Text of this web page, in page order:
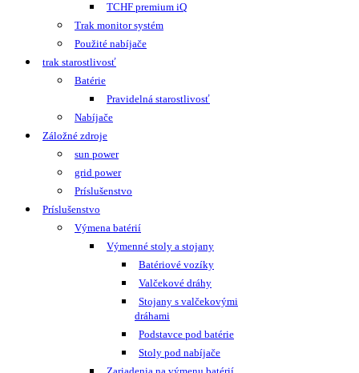
TCHF premium iQ
Trak monitor systém
Použité nabíjače
trak starostlivosť
Batérie
Pravidelná starostlivosť
Nabíjače
Záložné zdroje
sun power
grid power
Príslušenstvo
Príslušenstvo
Výmena batérií
Výmenné stoly a stojany
Batériové vozíky
Valčekové dráhy
Stojany s valčekovými
dráhami
Podstavce pod batérie
Stoly pod nabíjače